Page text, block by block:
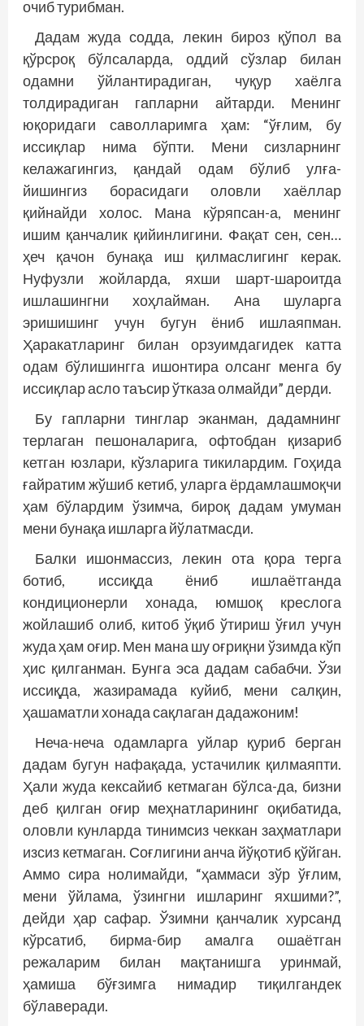
очиб турибман.
Дадам жуда содда, лекин бироз қўпол ва
қўрсроқ бўлсаларда, оддий сўзлар билан
одамни ўйлантирадиган, чуқур хаёлга
толдирадиган гапларни айтарди. Менинг
юқоридаги саволларимга ҳам: “ўғлим, бу
иссиқлар нима бўпти. Мени сизларнинг
келажагингиз, қандай одам бўлиб улға­
йишингиз борасидаги оловли хаёллар
қийнайди холос. Мана кўряпсан-а, менинг
ишим қанчалик қийинлигини. Фақат сен, сен…
ҳеч қачон бунақа иш қилмаслигинг керак.
Нуфузли жойларда, яхши шарт-шароитда
ишлашингни хоҳлайман. Ана шуларга
эришишинг учун бугун ёниб ишлаяпман.
Ҳаракатларинг билан орзуимдагидек катта
одам бўлишингга ишонтира олсанг менга бу
иссиқлар асло таъсир ўтказа олмайди” дерди.
Бу гапларни тинглар эканман, дадамнинг
терлаган пешоналарига, офтобдан қизариб
кетган юзлари, кўзларига тикилардим. Гоҳида
ғайратим жўшиб кетиб, уларга ёрдамлашмоқчи
ҳам бўлардим ўзимча, бироқ дадам умуман
мени бунақа ишларга йўлатмасди.
Балки ишонмассиз, лекин ота қора терга
ботиб, иссиқда ёниб ишлаётганда
кондиционерли хонада, юмшоқ креслога
жойлашиб олиб, китоб ўқиб ўтириш ўғил учун
жуда ҳам оғир. Мен мана шу оғриқни ўзимда кўп
ҳис қилганман. Бунга эса дадам сабабчи. Ўзи
иссиқда, жазирамада куйиб, мени салқин,
ҳашаматли хонада сақлаган дадажоним!
Неча-неча одамларга уйлар қуриб берган
дадам бугун нафақада, устачилик қилмаяпти.
Ҳали жуда кексайиб кетмаган бўлса-да, бизни
деб қилган оғир меҳнатларининг оқибатида,
оловли кунларда тинимсиз чеккан заҳматлари
изсиз кетмаган. Соғлигини анча йўқотиб қўйган.
Аммо сира нолимайди, “ҳаммаси зўр ўғлим,
мени ўйлама, ўзингни ишларинг яхшими?”,
дейди ҳар сафар. Ўзимни қанчалик хурсанд
кўрсатиб, бирма-бир амалга ошаётган
режаларим билан мақтанишга уринмай,
ҳамиша бўғзимга нимадир тиқилгандек
бўлаверади.